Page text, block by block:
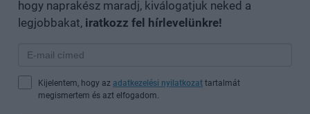
hogy naprakész maradj, kiválogatjuk neked a
legjobbakat, iratkozz fel hírlevelünkre!
Kijelentem, hogy az adatkezelési nyilatkozat tartalmát
megismertem és azt elfogadom.